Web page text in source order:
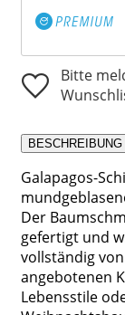
Bitte
BESCHREIBUNG
Galapagos-
Der
gefertigt und
vollständig
angebotenen
Lebensstile